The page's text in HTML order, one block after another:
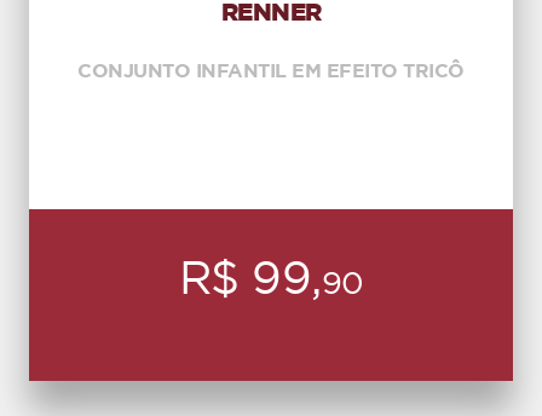
RENNER
CONJUNTO INFANTIL EM EFEITO TRICÔ
R$ 99,90